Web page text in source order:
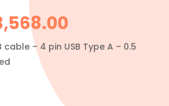
cable – 4 pin USB Type A – 0.5